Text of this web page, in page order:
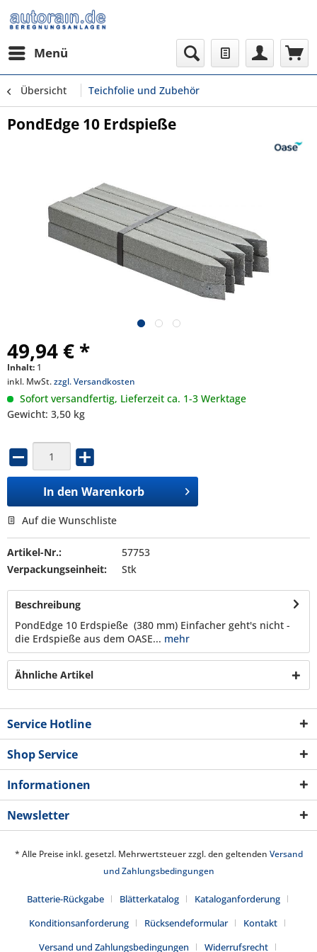
Menü
Übersicht Teichfolie und Zubehör
PondEdge 10 Erdspieße
49,94 € *
Inhalt: 1
inkl. MwSt.zzgl. Versandkosten
Sofort versandfertig, Lieferzeit ca. 1-3 Werktage
Gewicht: 3,50 kg
In den Warenkorb
Auf die Wunschliste
Artikel-Nr.:
57753
Verpackungseinheit:
Stk
Beschreibung
PondEdge 10 Erdspieße (380 mm) Einfacher geht's nicht -
die Erdspieße aus dem OASE... mehr
Ähnliche Artikel
Service Hotline
Shop Service
Informationen
Newsletter
* Alle Preise inkl. gesetzl. Mehrwertsteuer zzgl. den geltenden Versand
und Zahlungsbedingungen
Batterie-Rückgabe Blätterkatalog
Kataloganforderung
Konditionsanforderung
Rücksendeformular
Kontakt
Versand und Zahlungsbedingungen
Widerrufsrecht